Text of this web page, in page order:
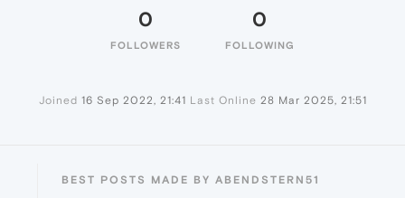
0
FOLLOWERS
0
FOLLOWING
Joined 16 Sep 2022, 21:41 Last Online 28 Mar 2025, 21:51
BEST POSTS MADE BY ABENDSTERN51